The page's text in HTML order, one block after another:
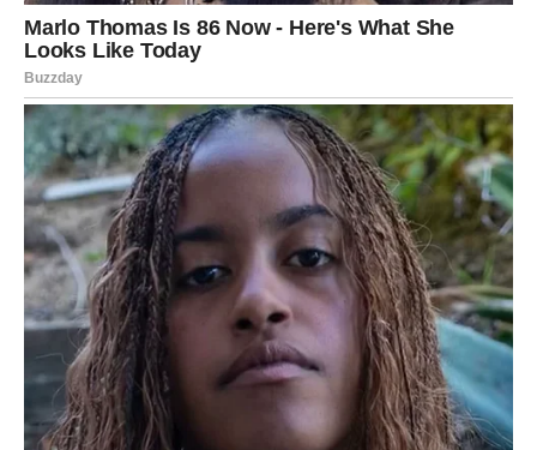
POTREBNI SASTOJCI:
Potreban je jedan kilogram dunje, jedan litar vode i 200 grama
šećera (koji se može prilagoditi ukusu), zajedno sa sokom od
pola limuna (po želji) i jednom do dve kašičice vanilin šećera
(po želji).
NAČIN PRIPREME:
Dobro očistite dunju i isecite je na manje komade, ostavljajući
koru netaknutu, jer je bogata hranljivim materijama. Prebacite
iseckane dunje u veći lonac, dodajte vodu da ih prekrije i
podesite vatru na srednju.
Pripremite dunje tako što ćete ih kuvati dok ne omekšaju, što
bi trebalo da traje otprilike 30 do 40 minuta. Kada se dunje